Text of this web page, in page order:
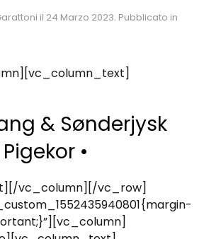
il 24 Marzo 2023. Pubblicato in
& Sønderjysk
Pigekor •
vc_column][/vc_row]